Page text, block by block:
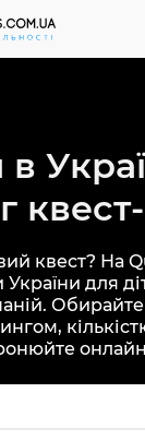
в
квест? На
України для
Обирайте